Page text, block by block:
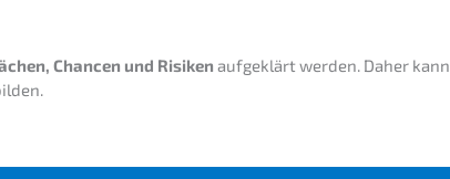
Chancen und Risiken aufge­klärt werden. Daher kann